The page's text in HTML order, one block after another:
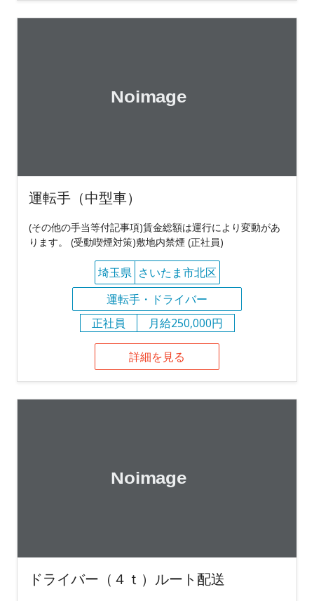
運転手（中型車）
(その他の手当等付記事項)賃金総額は運行により変動があ
ります。 (受動喫煙対策)敷地内禁煙 (正社員)
埼玉県 さいたま市北区
運転手・ドライバー
正社員
月給250,000円
詳細を見る
ドライバー（４ｔ）ルート配送